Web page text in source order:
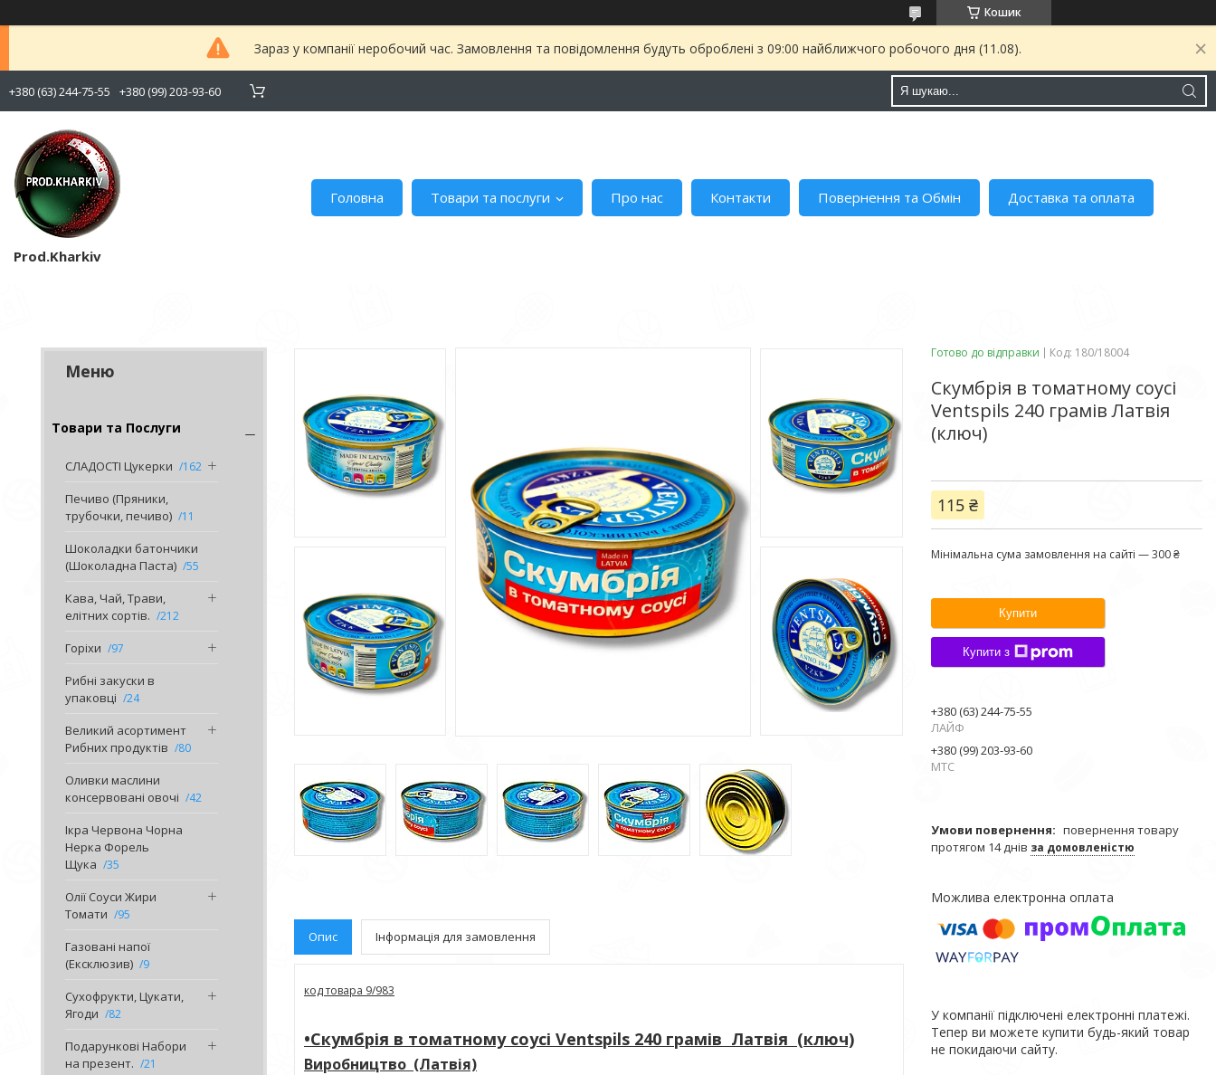
Кошик
Зараз у компанії неробочий час. Замовлення та повідомлення будуть оброблені з 09:00 найближчого робочого дня (11.08).
+380 (63) 244-75-55 +380 (99) 203-93-60
Prod.Kharkiv
Головна Товари та послуги Про нас Контакти Повернення та Обмін Доставка та оплата
Товари та Послуги
СЛАДОСТІ Цукерки 162
Печиво (Пряники,
трубочки, печиво)
11
Шоколадки батончики
(Шоколадна Паста)
55
Кава, Чай, Трави,
елітних сортів.
212
Горіхи 97
Рибні закуски в
упаковці
24
Великий асортимент
Рибних продуктів
80
Оливки маслини
консервовані овочі
42
Ікра Червона Чорна
Нерка Форель
Щука
35
Олії Соуси Жири
Томати
95
Газовані напої
(Ексклюзив)
9
Сухофрукти, Цукати,
Ягоди
82
Подарункові Набори
на презент.
21
Опис Інформація для замовлення
код товара 9/983
•Скумбрія в томатному соусі Ventspils 240 грамів Латвія (ключ)
Виробництво (Латвія)
Готово до відправки Код: 180/18004
Скумбрія в томатному соусі
Ventspils 240 грамів Латвія
(ключ)
115 ₴
Мінімальна сума замовлення на сайті — 300 ₴
Купити
Купити з
+380 (63) 244-75-55
ЛАЙФ
+380 (99) 203-93-60
МТС
повернення товару
протягом 14 днів за домовленістю
У компанії підключені електронні платежі.
Тепер ви можете купити будь-який товар
не покидаючи сайту.